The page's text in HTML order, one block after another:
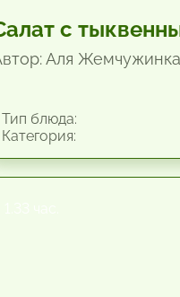
с
Аля Жемчужинка
блюда: